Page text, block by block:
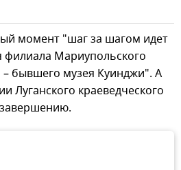
момент "шаг за шагом идет
филиала Мариупольского
– бывшего музея Куинджи". А
Луганского краеведческого